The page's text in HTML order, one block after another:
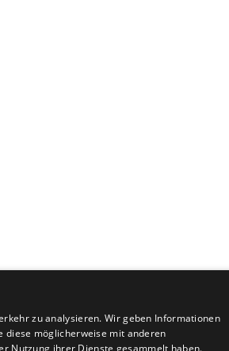
zu analysieren. Wir geben Informationen
diese möglicherweise mit anderen
Nutzung ihrer Dienste gesammelt haben.